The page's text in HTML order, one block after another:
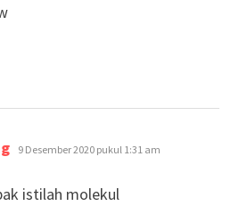
berkata:
9 Desember 2020 pukul 1:31 am
istilah molekul